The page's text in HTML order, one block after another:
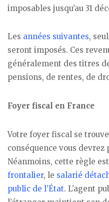
imposables jusqu’au 31
Les années suivantes,
seront imposés. Ces
généralement des titres
pensions, de rentes, de
Foyer fiscal en France
Votre foyer fiscal se
conséquence vous
Néanmoins, cette règle
frontalier, le salarié
public de l’État. L’agent